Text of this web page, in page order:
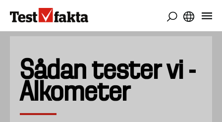
hovedindhold
Sådan tester vi -
Alkometer